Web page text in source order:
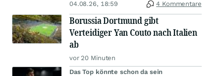
04.08.26, 18:59 4 Kommentare
Borussia Dortmund gibt
Verteidiger Yan Couto nach Italien
ab
vor 20 Minuten
Das Top könnte schon da sein